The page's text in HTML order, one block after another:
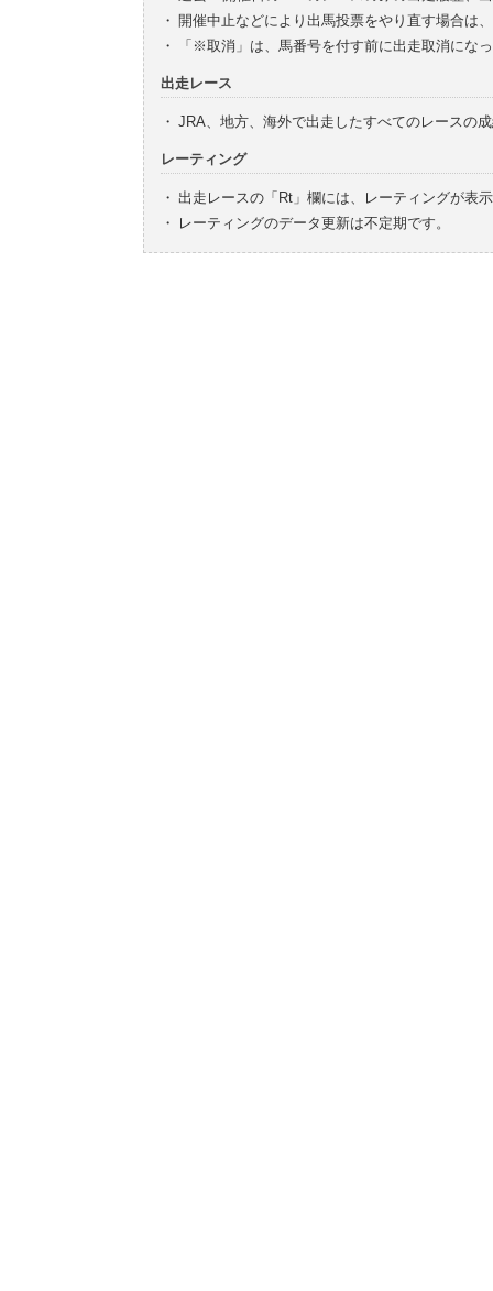
・ 開催中止などにより出馬投票をやり直す場合は
・
「※取消」は、馬番号を付す前に出走取消にな
出走レース
・ JRA、地方、海外で出走したすべてのレースの
レーティング
・ 出走レースの「Rt」欄には、レーティングが表
・
レーティングのデータ更新は不定期です。